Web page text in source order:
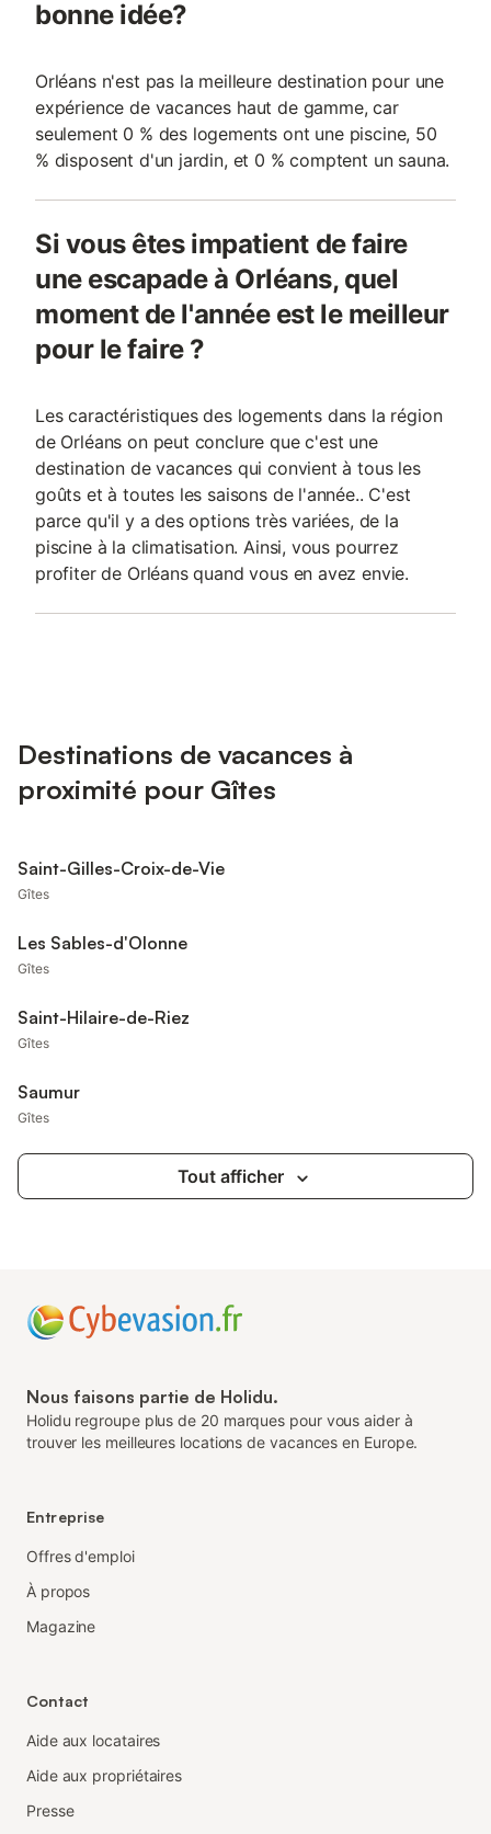
bonne idée?
Orléans n'est pas la meilleure destination pour une
expérience de vacances haut de gamme, car
seulement 0 % des logements ont une piscine, 50
% disposent d'un jardin, et 0 % comptent un sauna.
Si vous êtes impatient de faire
une escapade à Orléans, quel
moment de l'année est le meilleur
pour le faire ?
Les caractéristiques des logements dans la région
de Orléans on peut conclure que c'est une
destination de vacances qui convient à tous les
goûts et à toutes les saisons de l'année.. C'est
parce qu'il y a des options très variées, de la
piscine à la climatisation. Ainsi, vous pourrez
profiter de Orléans quand vous en avez envie.
Destinations de vacances à
proximité pour Gîtes
Saint-Gilles-Croix-de-Vie
Gîtes
Les Sables-d'Olonne
Gîtes
Saint-Hilaire-de-Riez
Gîtes
Saumur
Gîtes
Tout afficher
Nous faisons partie de Holidu.
Holidu regroupe plus de 20 marques pour vous aider à
trouver les meilleures locations de vacances en Europe.
Entreprise
Offres d'emploi
À propos
Magazine
Contact
Aide aux locataires
Aide aux propriétaires
Presse